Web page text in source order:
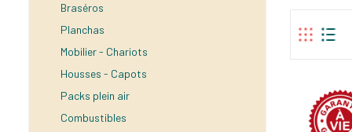
Braséros
Planchas
Mobilier - Chariots
Housses - Capots
Packs plein air
Combustibles